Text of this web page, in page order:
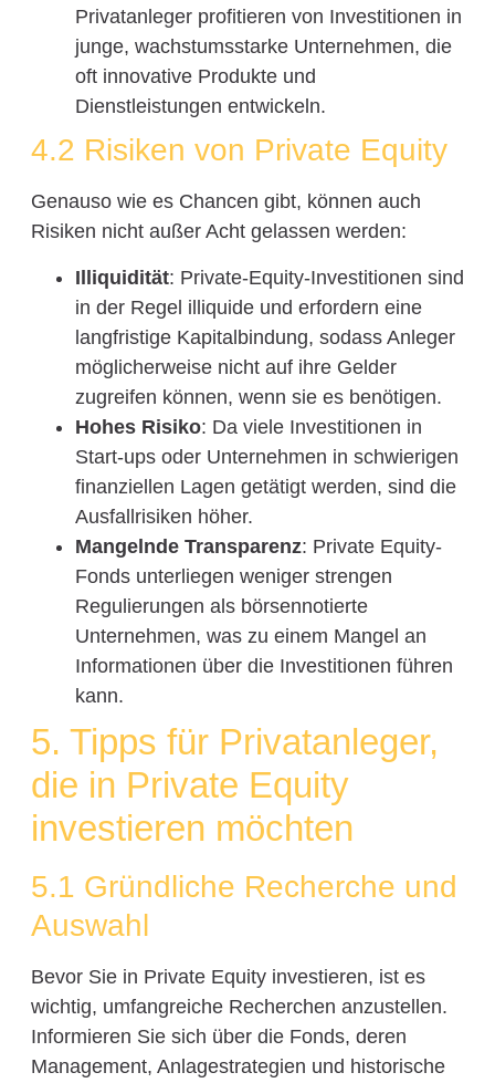
Privatanleger profitieren von Investitionen in
junge, wachstumsstarke Unternehmen, die
oft innovative Produkte und
Dienstleistungen entwickeln.
4.2 Risiken von Private Equity
Genauso wie es Chancen gibt, können auch
Risiken nicht außer Acht gelassen werden:
Illiquidität: Private-Equity-Investitionen sind
in der Regel illiquide und erfordern eine
langfristige Kapitalbindung, sodass Anleger
möglicherweise nicht auf ihre Gelder
zugreifen können, wenn sie es benötigen.
Hohes Risiko: Da viele Investitionen in
Start-ups oder Unternehmen in schwierigen
finanziellen Lagen getätigt werden, sind die
Ausfallrisiken höher.
Mangelnde Transparenz: Private Equity-
Fonds unterliegen weniger strengen
Regulierungen als börsennotierte
Unternehmen, was zu einem Mangel an
Informationen über die Investitionen führen
kann.
5. Tipps für Privatanleger,
die in Private Equity
investieren möchten
5.1 Gründliche Recherche und
Auswahl
Bevor Sie in Private Equity investieren, ist es
wichtig, umfangreiche Recherchen anzustellen.
Informieren Sie sich über die Fonds, deren
Management, Anlagestrategien und historische